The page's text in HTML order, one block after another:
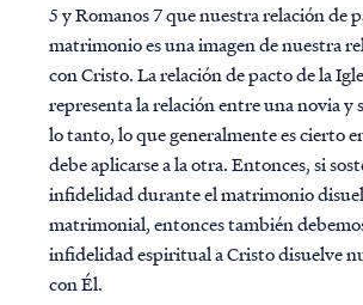
5 y Romanos 7 que nuestra relación de
matrimonio es una imagen de nuestra
con Cristo. La relación de pacto de la
representa la relación entre una novia y
lo tanto, lo que generalmente es cierto
debe aplicarse a la otra. Entonces, si
infidelidad durante el matrimonio
matrimonial, entonces también
infidelidad espiritual a Cristo disuelve
con Él.